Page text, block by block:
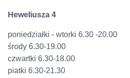
Heweliusza 4
poniedziałki - wtorki 6.30 -20.00
środy 6.30-19.00
czwartki 6.30-18.00
piatki 6.30-21.30